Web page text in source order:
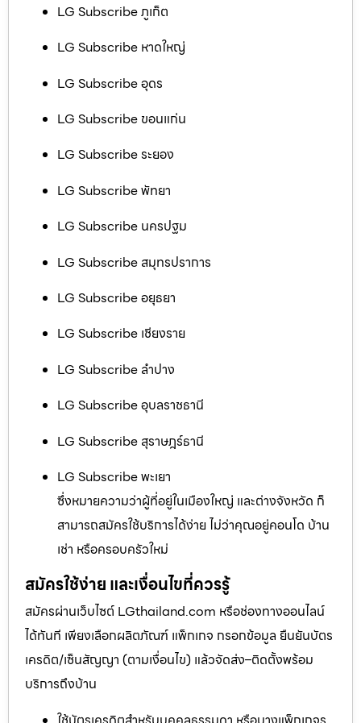
LG Subscribe ภูเก็ต
LG Subscribe หาดใหญ่
LG Subscribe อุดร
LG Subscribe ขอนแก่น
LG Subscribe ระยอง
LG Subscribe พัทยา
LG Subscribe นครปฐม
LG Subscribe สมุทรปราการ
LG Subscribe อยุธยา
LG Subscribe เชียงราย
LG Subscribe ลำปาง
LG Subscribe อุบลราชธานี
LG Subscribe สุราษฎร์ธานี
LG Subscribe พะเยา
ซึ่งหมายความว่าผู้ที่อยู่ในเมืองใหญ่ และต่างจังหวัด ก็
สามารถสมัครใช้บริการได้ง่าย ไม่ว่าคุณอยู่คอนโด บ้าน
เช่า หรือครอบครัวใหม่
สมัครใช้ง่าย และเงื่อนไขที่ควรรู้
สมัครผ่านเว็บไซต์ LGthailand.com หรือช่องทางออนไลน์
ได้ทันที เพียงเลือกผลิตภัณฑ์ แพ็กเกจ กรอกข้อมูล ยืนยันบัตร
เครดิต/เซ็นสัญญา (ตามเงื่อนไข) แล้วจัดส่ง–ติดตั้งพร้อม
บริการถึงบ้าน